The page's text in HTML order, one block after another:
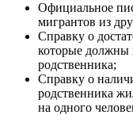
Официальное
мигрантов из
Справку о
которые должны
родственника;
Справку о
родственника
на одного